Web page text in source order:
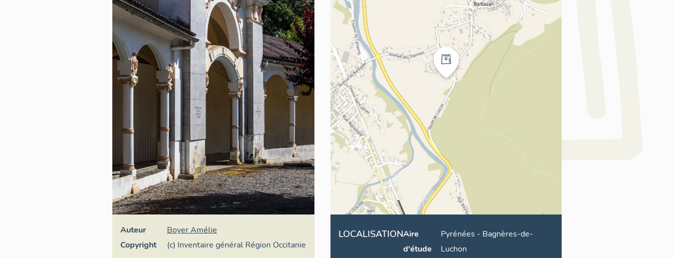
Auteur
Boyer Amélie
Copyright
(c) Inventaire général Région Occitanie
LOCALISATIONAire
d'étude
Pyrénées - Bagnères-de-
Luchon